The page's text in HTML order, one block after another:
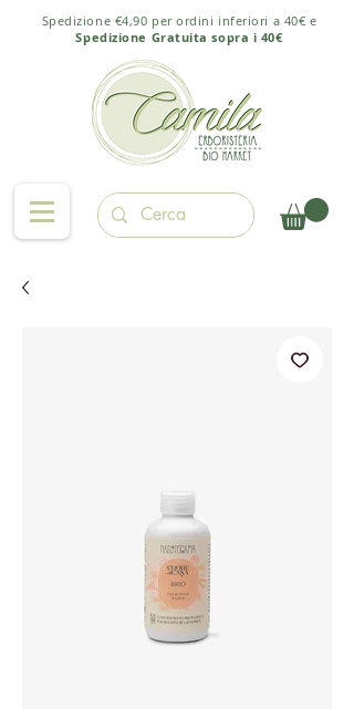
Spedizione €4,90 per ordini inferiori a 40€ e
Spedizione Gratuita sopra i 40€